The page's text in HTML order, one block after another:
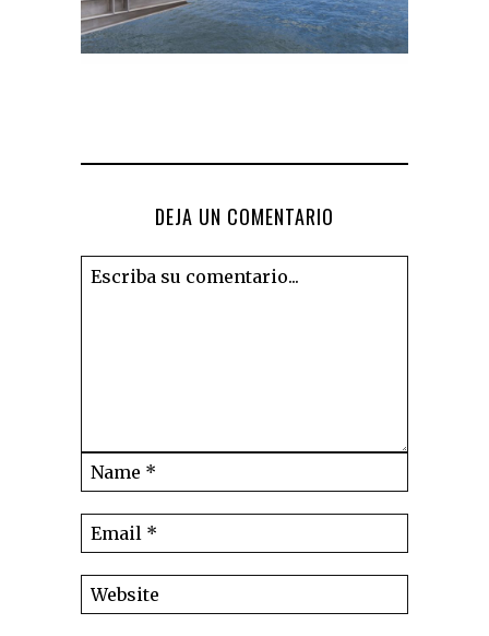
DEJA UN COMENTARIO